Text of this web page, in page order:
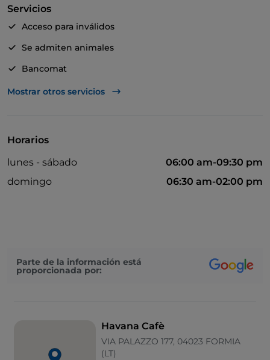
Servicios
Acceso para inválidos
Se admiten animales
Bancomat
Aparcamiento
Mostrar otros servicios
Horarios
lunes - sábado
06:00 am-09:30 pm
domingo
06:30 am-02:00 pm
Parte de la información está
proporcionada por:
Havana Cafè
VIA PALAZZO 177, 04023 FORMIA
(LT)